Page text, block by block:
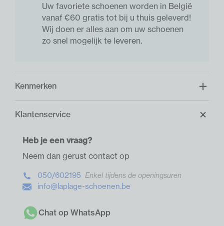
Uw favoriete schoenen worden in België
vanaf €60 gratis tot bij u thuis geleverd!
Wij doen er alles aan om uw schoenen
zo snel mogelijk te leveren.
Kenmerken
Klantenservice
Heb je een vraag?
Neem dan gerust contact op
050/602195 Enkel tijdens de openingsuren
info@laplage-schoenen.be
Chat op WhatsApp